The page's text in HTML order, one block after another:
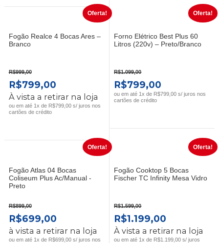
Oferta!
Fogão Realce 4 Bocas Ares –
Branco
R$999,00
O
PREÇO
ORIGINAL
R$799,00O
PREÇO
ATUAL
À vista a retirar na loja
ou em até 1x de R$799,00 s/ juros nos
cartões de crédito
Oferta!
Forno Elétrico Best Plus 60
Litros (220v) – Preto/Branco
R$1.099,00
O
PREÇO
R$1.099,00.
R$799,00
PREÇO
R$799,00.
ou em até 1x de R$799,00 s/ juros nos
cartões de crédito
Oferta!
Fogão Atlas 04 Bocas
Coliseum Plus Ac/Manual -
Preto
R$899,00
O
PREÇO
R$699,00O
PREÇO
à vista a retirar na loja
ou em até 1x de R$699,00 s/ juros nos
Oferta!
Fogão Cooktop 5 Bocas
Fischer TC Infinity Mesa Vidro
R$1.599,00
O
PREÇO
R$1.199,00
PREÇO
À vista a retirar na loja
ou em até 1x de R$1.199,00 s/ juros